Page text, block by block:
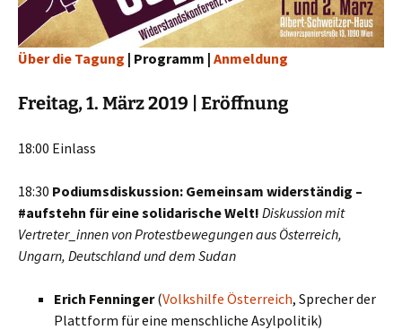
Über die Tagung | Programm | Anmeldung
Freitag, 1. März 2019 | Eröffnung
18:00 Einlass
18:30 Podiumsdiskussion: Gemeinsam widerständig –
#aufstehn für eine solidarische Welt! Diskussion mit
Vertreter_innen von Protestbewegungen aus Österreich,
Ungarn, Deutschland und dem Sudan
Erich Fenninger(Volkshilfe Österreich, Sprecher der
Plattform für eine menschliche Asylpolitik)